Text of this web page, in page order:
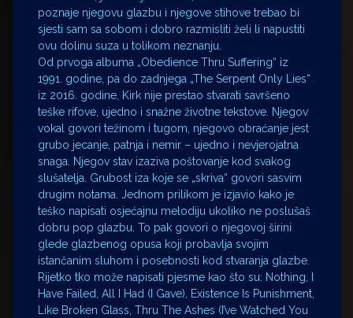
poznaje njegovu glazbu i njegove stihove trebao bi
sjesti sam sa sobom i dobro razmisliti želi li napustiti
ovu dolinu suza u tolikom neznanju.
Od prvoga albuma „Obedience Thru Suffering“ iz
1991. godine, pa do zadnjega „The Serpent Only Lies“
iz 2016. godine, Kirk nije prestao stvarati savršeno
teške rifove, ujedno i snažne životne tekstove. Njegov
vokal govori težinom i tugom, njegovo obraćanje jest
grubo jecanje, patnja i nemir – ujedno i nevjerojatna
snaga. Njegov stav izaziva poštovanje kod svakog
slušatelja. Grubost iza koje se „skriva“ govori sasvim
drugim notama. Jednom prilikom je izjavio kako je
teško napisati osjećajnu melodiju ukoliko ne poslušaš
dobru pop glazbu. To pak govori o njegovoj širini
glede glazbenog opusa koji probavlja svojim
istančanim sluhom i posebnosti kod stvaranja glazbe.
Rijetko tko može napisati pjesme kao što su: Nothing, I
Have Failed, All I Had (I Gave), Existence Is Punishment,
Like Broken Glass, Thru The Ashes (I’ve Watched You